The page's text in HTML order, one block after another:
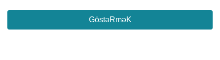
GöstəRməK